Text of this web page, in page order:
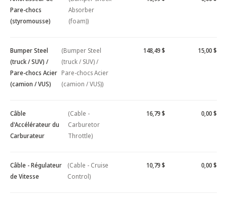
Pare-chocs
(styromousse)
Absorber
(foam))
Bumper Steel
(truck / SUV) /
Pare-chocs Acier
(camion / VUS)
(Bumper Steel
(truck / SUV) /
Pare-chocs Acier
(camion / VUS))
148,49 $ 15,00 $
Câble
d'Accélérateur du
Carburateur
(Cable -
Carburetor
Throttle)
16,79 $ 0,00 $
Câble - Régulateur
de Vitesse
(Cable - Cruise
Control)
10,79 $ 0,00 $